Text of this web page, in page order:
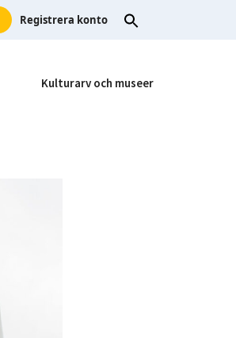
Registrera konto
Kulturarv och museer